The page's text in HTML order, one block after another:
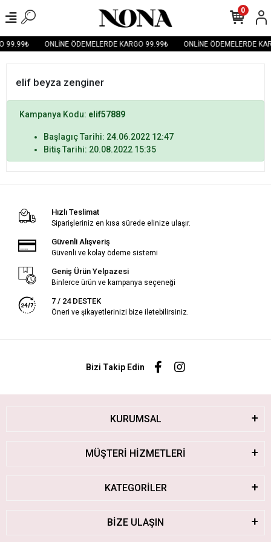
99.99₺ ONLİNE ÖDEMELERDE KARGO 99.99₺ ONLİNE ÖDEMELERDE
0
elif beyza zenginer
Kampanya Kodu: elif57889
Başlagıç Tarihi: 24.06.2022 12:47
Bitiş Tarihi: 20.08.2022 15:35
Hızlı Teslimat
Siparişleriniz en kısa sürede elinize ulaşır.
Güvenli Alışveriş
Güvenli ve kolay ödeme sistemi
Geniş Ürün Yelpazesi
Binlerce ürün ve kampanya seçeneği
7 / 24 DESTEK
Öneri ve şikayetlerinizi bize iletebilirsiniz.
Bizi Takip Edin
KURUMSAL
MÜŞTERİ HİZMETLERİ
KATEGORİLER
BİZE ULAŞIN